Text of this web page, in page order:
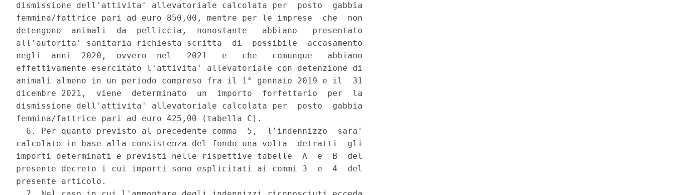
dismissione dell'attivita' allevatoriale calcolata per  posto  gabbia
femmina/fattrice pari ad euro 850,00, mentre per le imprese  che  non
detengono  animali  da  pelliccia,  nonostante   abbiano   presentato
all'autorita' sanitaria richiesta scritta  di  possibile  accasamento
negli  anni  2020,  ovvero  nel   2021   e   che   comunque   abbiano
effettivamente esercitato l'attivita' allevatoriale con detenzione di
animali almeno in un periodo compreso fra il 1° gennaio 2019 e il  31
dicembre 2021,  viene  determinato  un  importo  forfettario  per  la
dismissione dell'attivita' allevatoriale calcolata per  posto  gabbia
femmina/fattrice pari ad euro 425,00 (tabella C).
  6. Per quanto previsto al precedente comma  5,  l'indennizzo  sara'
calcolato in base alla consistenza del fondo una volta  detratti  gli
importi determinati e previsti nelle rispettive tabelle  A  e  B  del
presente decreto i cui importi sono esplicitati ai commi 3  e  4  del
presente articolo.